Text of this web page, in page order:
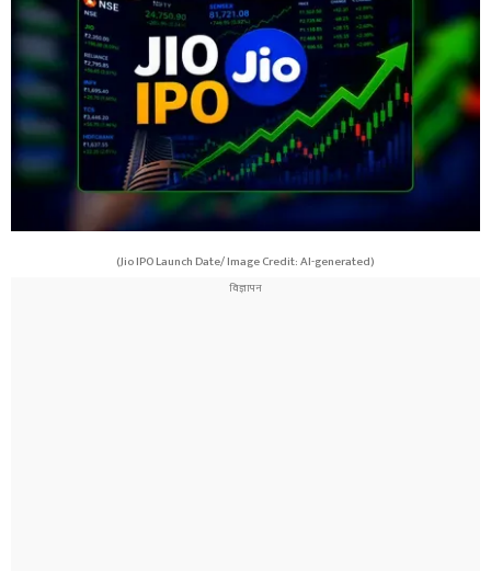
(Jio IPO Launch Date/ Image Credit: AI-generated)